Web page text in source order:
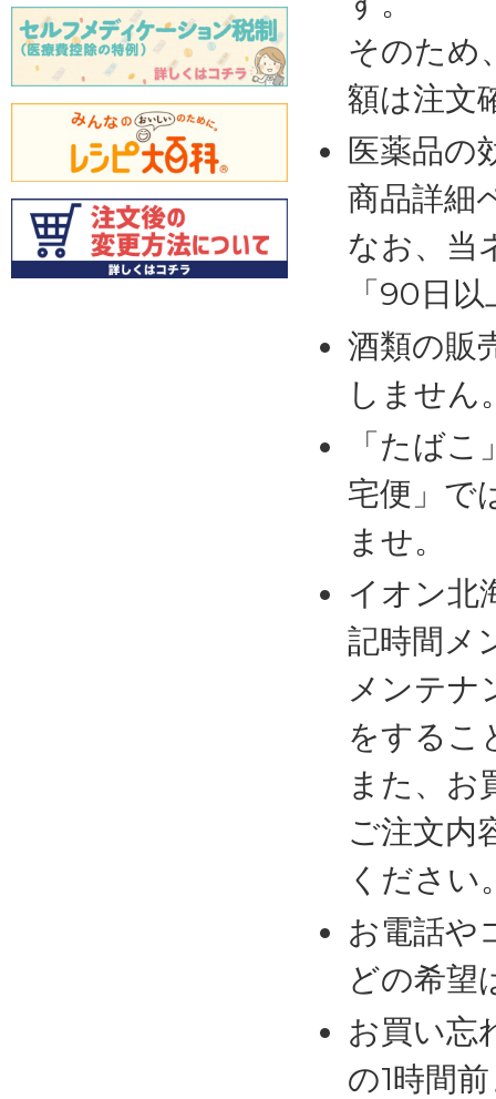
そのため
額は注文
医薬品の
商品詳細
なお、当
「90日
酒類の販
しません
「たば
宅便」で
ませ。
イオン北
記時間メ
メンテナ
をするこ
また、お
ご注文内
ください
お電話や
どの希望
お買い忘
の1時間